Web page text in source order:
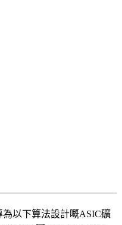
為以下算法設計嘅ASIC礦